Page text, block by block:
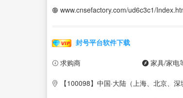
www.cnsefactory.com/ud6c3c1/
封号平台软件下载
求购商 家具/家电
【100098】中国·大陆（上海、北京、